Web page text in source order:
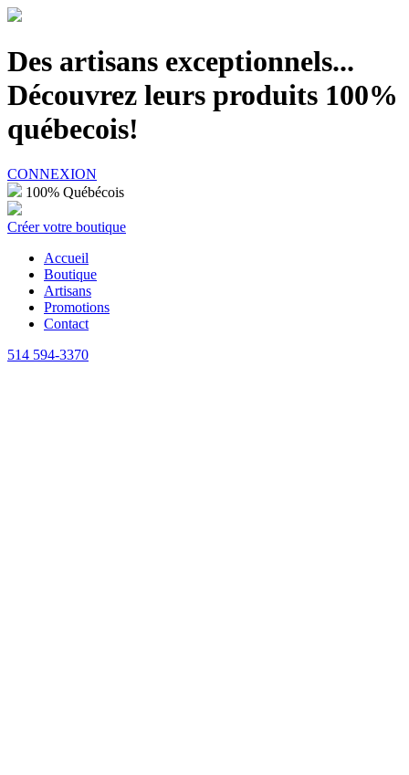
Des artisans exceptionnels...
Découvrez leurs produits 100%
québecois!
CONNEXION
100% Québécois
Créer votre boutique
Accueil
Boutique
Artisans
Promotions
Contact
514 594-3370